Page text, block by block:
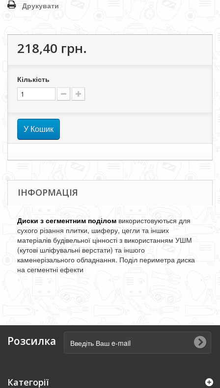
Друкувати
218,40 грн.
Кількість
У Кошик
ІНФОРМАЦІЯ
Диски з сегментним поділом використовуються для
сухого різання плитки, шиферу, цегли та інших
матеріалів будівельної цінності з використанням УШМ
(кутові шліфувальні верстати) та іншого
каменерізального обладнання. Поділ периметра диска
на сегментні ефекти
Розсилка
Категорії